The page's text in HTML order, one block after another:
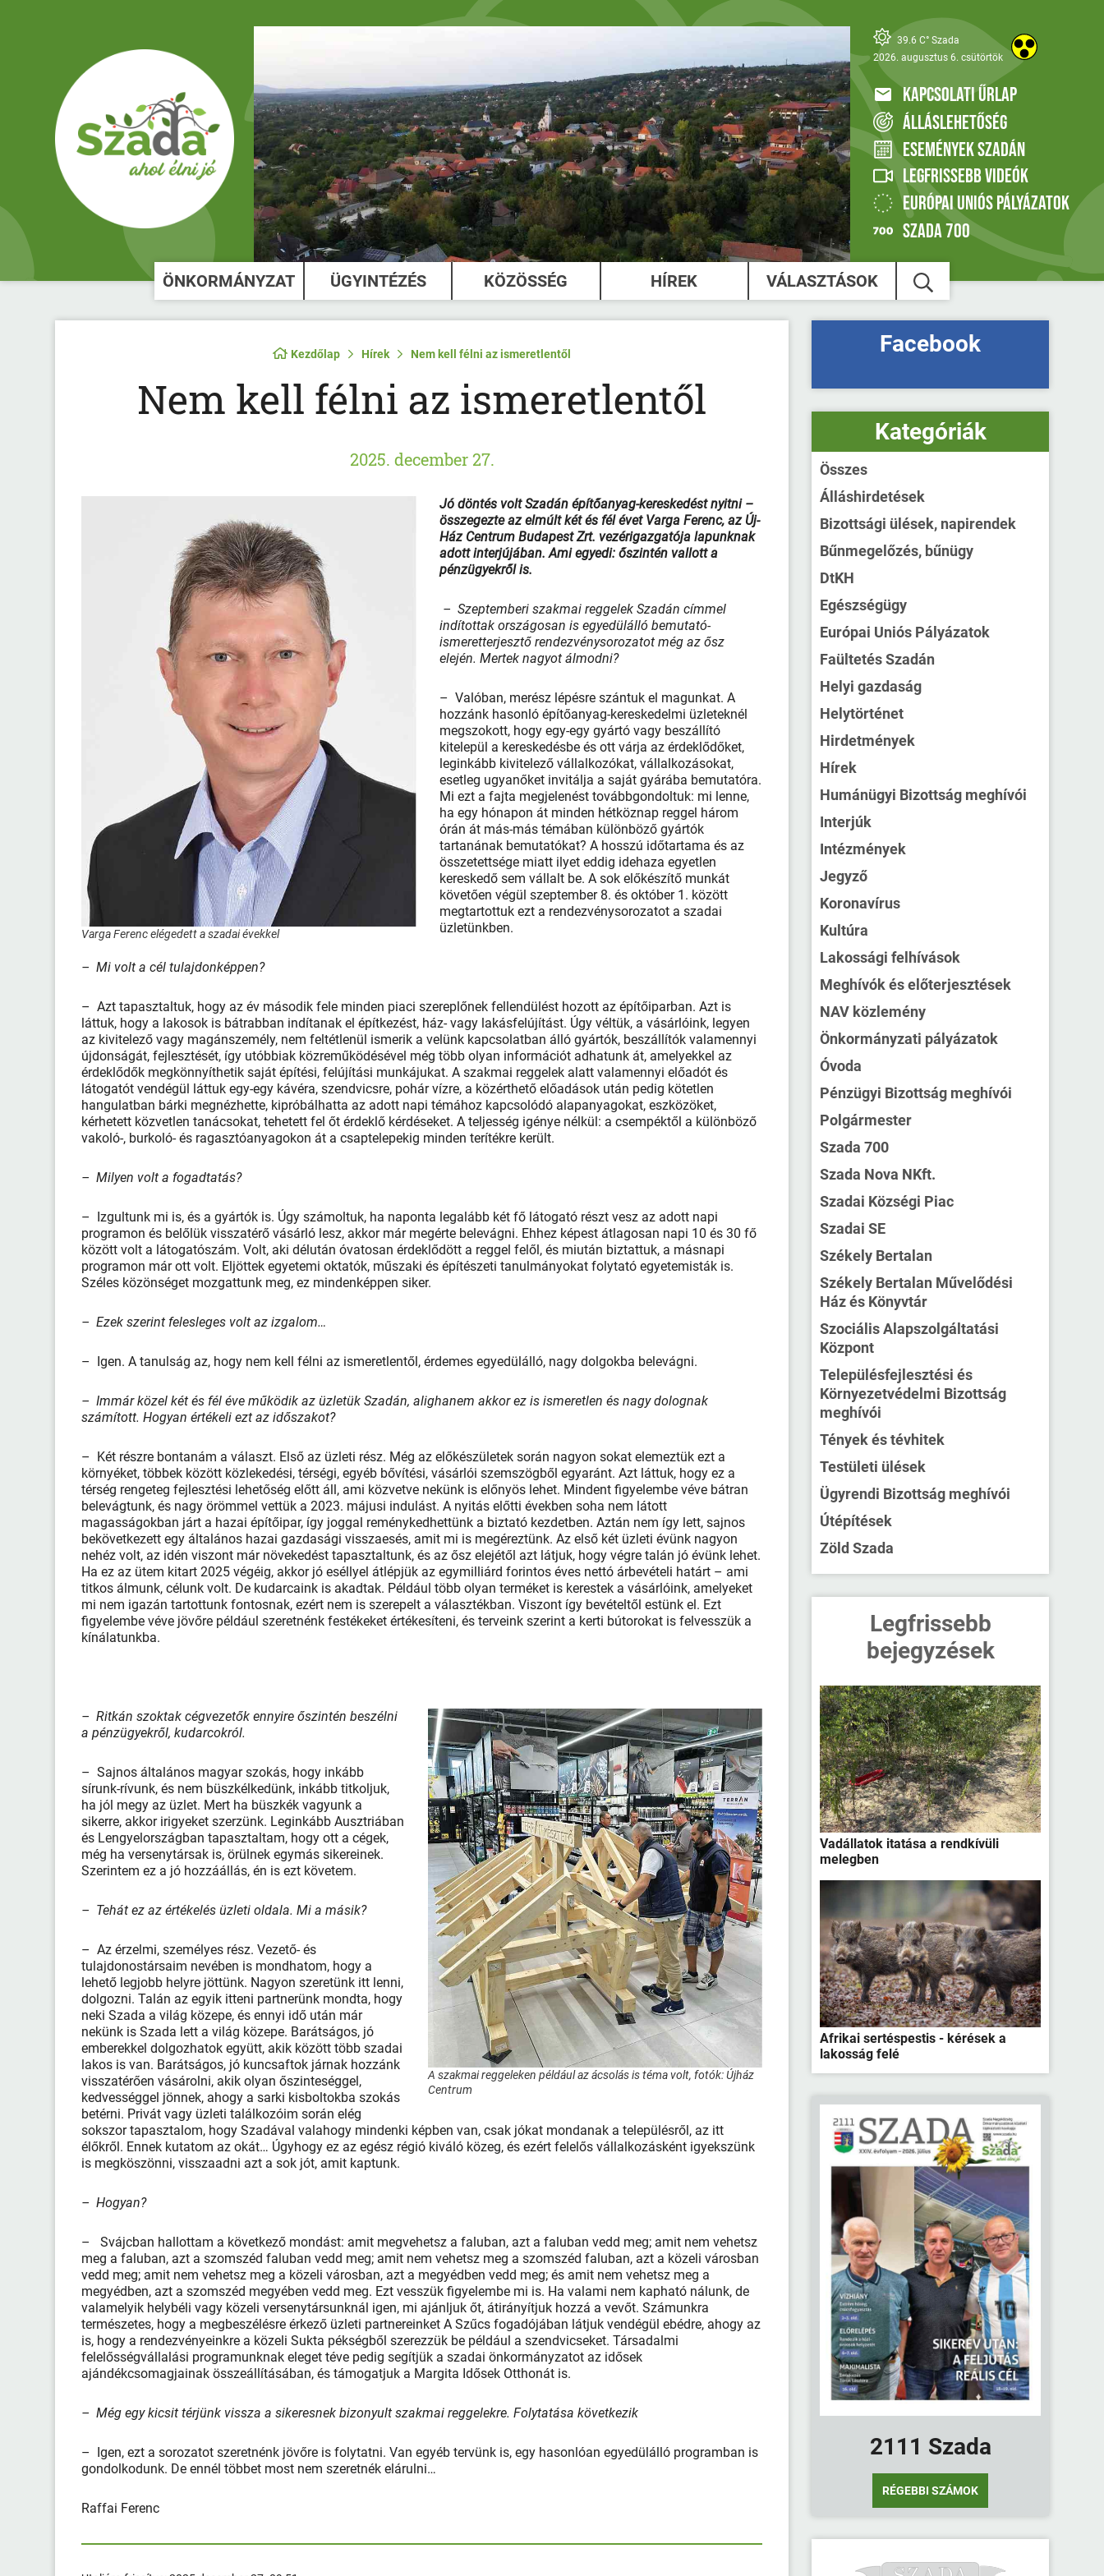
39.6 C° Szada
2026. augusztus 6. csütörtök
KAPCSOLATI ŰRLAP
ÁLLÁSLEHETŐSÉG
ESEMÉNYEK SZADÁN
LEGFRISSEBB VIDEÓK
EURÓPAI UNIÓS PÁLYÁZATOK
SZADA 700
ÖNKORMÁNYZAT ÜGYINTÉZÉS KÖZÖSSÉG HÍREK VÁLASZTÁSOK
Kezdőlap Hírek Nem kell félni az ismeretlentől
Nem kell félni az ismeretlentől
2025. december 27.
Varga Ferenc elégedett a szadai évekkel
Jó döntés volt Szadán építőanyag-kereskedést nyitni –
összegezte az elmúlt két és fél évet Varga Ferenc, az Új-
Ház Centrum Budapest Zrt. vezérigazgatója lapunknak
adott interjújában. Ami egyedi: őszintén vallott a
pénzügyekről is.
– Szeptemberi szakmai reggelek Szadán címmel
indítottak országosan is egyedülálló bemutató-
ismeretterjesztő rendezvénysorozatot még az ősz
elején. Mertek nagyot álmodni?
– Valóban, merész lépésre szántuk el magunkat. A
hozzánk hasonló építőanyag-kereskedelmi üzleteknél
megszokott, hogy egy-egy gyártó vagy beszállító
kitelepül a kereskedésbe és ott várja az érdeklődőket,
leginkább kivitelező vállalkozókat, vállalkozásokat,
esetleg ugyanőket invitálja a saját gyárába bemutatóra.
Mi ezt a fajta megjelenést továbbgondoltuk: mi lenne,
ha egy hónapon át minden hétköznap reggel három
órán át más-más témában különböző gyártók
tartanának bemutatókat? A hosszú időtartama és az
összetettsége miatt ilyet eddig idehaza egyetlen
kereskedő sem vállalt be. A sok előkészítő munkát
követően végül szeptember 8. és október 1. között
megtartottuk ezt a rendezvénysorozatot a szadai
üzletünkben.
– Mi volt a cél tulajdonképpen?
– Azt tapasztaltuk, hogy az év második fele minden piaci szereplőnek fellendülést hozott az építőiparban. Azt is
láttuk, hogy a lakosok is bátrabban indítanak el építkezést, ház- vagy lakásfelújítást. Úgy véltük, a vásárlóink, legyen
az kivitelező vagy magánszemély, nem feltétlenül ismerik a velünk kapcsolatban álló gyártók, beszállítók valamennyi
újdonságát, fejlesztését, így utóbbiak közreműködésével még több olyan információt adhatunk át, amelyekkel az
érdeklődők megkönnyíthetik saját építési, felújítási munkájukat. A szakmai reggelek alatt valamennyi előadót és
látogatót vendégül láttuk egy-egy kávéra, szendvicsre, pohár vízre, a közérthető előadások után pedig kötetlen
hangulatban bárki megnézhette, kipróbálhatta az adott napi témához kapcsolódó alapanyagokat, eszközöket,
kérhetett közvetlen tanácsokat, tehetett fel őt érdeklő kérdéseket. A teljesség igénye nélkül: a csempéktől a különböző
vakoló-, burkoló- és ragasztóanyagokon át a csaptelepekig minden terítékre került.
– Milyen volt a fogadtatás?
– Izgultunk mi is, és a gyártók is. Úgy számoltuk, ha naponta legalább két fő látogató részt vesz az adott napi
programon és belőlük visszatérő vásárló lesz, akkor már megérte belevágni. Ehhez képest átlagosan napi 10 és 30 fő
között volt a látogatószám. Volt, aki délután óvatosan érdeklődött a reggel felől, és miután biztattuk, a másnapi
programon már ott volt. Eljöttek egyetemi oktatók, műszaki és építészeti tanulmányokat folytató egyetemisták is.
Széles közönséget mozgattunk meg, ez mindenképpen siker.
– Ezek szerint felesleges volt az izgalom…
– Igen. A tanulság az, hogy nem kell félni az ismeretlentől, érdemes egyedülálló, nagy dolgokba belevágni.
– Immár közel két és fél éve működik az üzletük Szadán, alighanem akkor ez is ismeretlen és nagy dolognak
számított. Hogyan értékeli ezt az időszakot?
– Két részre bontanám a választ. Első az üzleti rész. Még az előkészületek során nagyon sokat elemeztük ezt a
környéket, többek között közlekedési, térségi, egyéb bővítési, vásárlói szemszögből egyaránt. Azt láttuk, hogy ez a
térség rengeteg fejlesztési lehetőség előtt áll, ami közvetve nekünk is előnyös lehet. Mindent figyelembe véve bátran
belevágtunk, és nagy örömmel vettük a 2023. májusi indulást. A nyitás előtti években soha nem látott
magasságokban járt a hazai építőipar, így joggal reménykedhettünk a biztató kezdetben. Aztán nem így lett, sajnos
bekövetkezett egy általános hazai gazdasági visszaesés, amit mi is megéreztünk. Az első két üzleti évünk nagyon
nehéz volt, az idén viszont már növekedést tapasztaltunk, és az ősz elejétől azt látjuk, hogy végre talán jó évünk lehet.
Ha ez az ütem kitart 2025 végéig, akkor jó eséllyel átlépjük az egymilliárd forintos éves nettó árbevételi határt – ami
titkos álmunk, célunk volt. De kudarcaink is akadtak. Például több olyan terméket is kerestek a vásárlóink, amelyeket
mi nem igazán tartottunk fontosnak, ezért nem is szerepelt a választékban. Viszont így bevételtől estünk el. Ezt
figyelembe véve jövőre például szeretnénk festékeket értékesíteni, és terveink szerint a kerti bútorokat is felvesszük a
kínálatunkba.
A szakmai reggeleken például az ácsolás is téma volt, fotók: Újház
Centrum
– Ritkán szoktak cégvezetők ennyire őszintén beszélni
a pénzügyekről, kudarcokról.
– Sajnos általános magyar szokás, hogy inkább
sírunk-rívunk, és nem büszkélkedünk, inkább titkoljuk,
ha jól megy az üzlet. Mert ha büszkék vagyunk a
sikerre, akkor irigyeket szerzünk. Leginkább Ausztriá­ban
és Lengyelországban tapasztaltam, hogy ott a cégek,
még ha versenytársak is, örülnek egymás sikereinek.
Szerintem ez a jó hozzáállás, én is ezt követem.
– Tehát ez az értékelés üzleti oldala. Mi a másik?
– Az érzelmi, személyes rész. Vezető- és
tulajdonostársaim nevében is mondhatom, hogy a
lehető legjobb helyre jöttünk. Nagyon szeretünk itt lenni,
dolgozni. Talán az egyik itteni partnerünk mondta, hogy
neki Szada a világ közepe, és ennyi idő után már
nekünk is Szada lett a világ közepe. Barátságos, jó
emberekkel dolgozhatok együtt, akik között több szadai
lakos is van. Barátságos, jó kuncsaftok járnak hozzánk
visszatérően vásárolni, akik olyan őszinteséggel,
kedvességgel jönnek, ahogy a sarki kisboltokba szokás
betérni. Privát vagy üzleti találkozóim során elég
sokszor tapasztalom, hogy Szadával valahogy mindenki képben van, csak jókat mondanak a településről, az itt
élőkről. Ennek kutatom az okát… Úgyhogy ez az egész régió kiváló közeg, és ezért felelős vállalkozásként igyekszünk
is megköszönni, visszaadni azt a sok jót, amit kaptunk.
– Hogyan?
– Svájcban hallottam a következő mondást: amit megvehetsz a faluban, azt a faluban vedd meg; amit nem vehetsz
meg a faluban, azt a szomszéd faluban vedd meg; amit nem vehetsz meg a szomszéd faluban, azt a közeli városban
vedd meg; amit nem vehetsz meg a közeli városban, azt a megyédben vedd meg; és amit nem vehetsz meg a
megyédben, azt a szomszéd megyében vedd meg. Ezt vesszük figyelembe mi is. Ha valami nem kapható nálunk, de
valamelyik helybéli vagy közeli versenytársunknál igen, mi ajánljuk őt, átirányítjuk hozzá a vevőt. Számunkra
természetes, hogy a megbeszélésre érkező üzleti partnereinket A Szűcs fogadójában látjuk vendégül ebédre, ahogy az
is, hogy a rendezvényeinkre a közeli Sukta pékségből szerezzük be például a szendvicseket. Társadalmi
felelősségvállalási programunknak eleget téve pedig segítjük a szadai önkormányzatot az idősek
ajándékcsomagjainak összeállításában, és támogatjuk a Margita Idősek Otthonát is.
– Még egy kicsit térjünk vissza a sikeresnek bizonyult szakmai reggelekre. Folytatása következik
– Igen, ezt a sorozatot szeretnénk jövőre is folytatni. Van egyéb tervünk is, egy hasonlóan egyedülálló programban is
gondolkodunk. De ennél többet most nem szeretnék elárulni…
Raffai Ferenc
Facebook
Kategóriák
Összes
Álláshirdetések
Bizottsági ülések, napirendek
Bűnmegelőzés, bűnügy
DtKH
Egészségügy
Európai Uniós Pályázatok
Faültetés Szadán
Helyi gazdaság
Helytörténet
Hirdetmények
Hírek
Humánügyi Bizottság meghívói
Interjúk
Intézmények
Jegyző
Koronavírus
Kultúra
Lakossági felhívások
Meghívók és előterjesztések
NAV közlemény
Önkormányzati pályázatok
Óvoda
Pénzügyi Bizottság meghívói
Polgármester
Szada 700
Szada Nova NKft.
Szadai Községi Piac
Szadai SE
Székely Bertalan
Székely Bertalan Művelődési
Ház és Könyvtár
Szociális Alapszolgáltatási
Központ
Településfejlesztési és
Környezetvédelmi Bizottság
meghívói
Tények és tévhitek
Testületi ülések
Ügyrendi Bizottság meghívói
Útépítések
Zöld Szada
Legfrissebb
bejegyzések
Vadállatok itatása a rendkívüli
melegben
Afrikai sertéspestis - kérések a
lakosság felé
2111 Szada
RÉGEBBI SZÁMOK